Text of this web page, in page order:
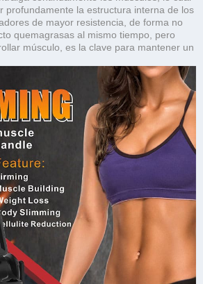
profundamente la estructura interna de los
de mayor resistencia, de forma no
quemagrasas al mismo tiempo, pero
músculo, es la clave para mantener un